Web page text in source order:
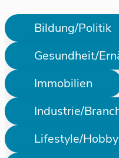
Bildung/Politik
Gesundheit/
Immobilien
Industrie/
Lifestyle/